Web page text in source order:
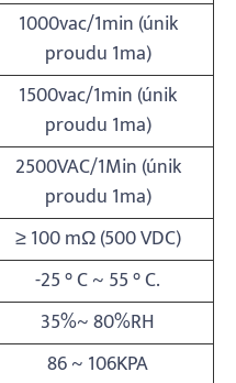
1000vac/1min (únik
proudu 1ma)
1500vac/1min (únik
proudu 1ma)
2500VAC/1Min (únik
proudu 1ma)
≥ 100 mΩ (500 VDC)
-25 ° C ~ 55 ° C.
35%~ 80%RH
86 ~ 106KPA